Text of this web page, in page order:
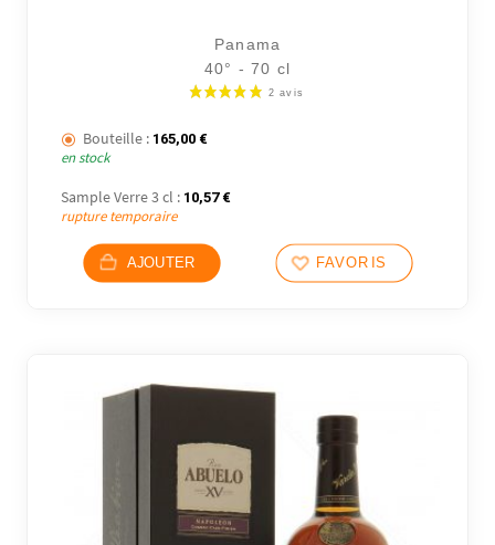
Panama
40° - 70 cl
Bouteille : 165,00 €
en stock
Sample Verre 3 cl : 10,57 €
rupture temporaire
AJOUTER FAVORIS